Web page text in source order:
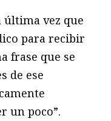
última vez que
para recibir
frase que se
de ese
un poco”.